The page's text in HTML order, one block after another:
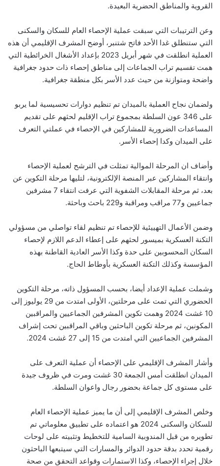
القروية والمناطق الحضرية البعيدة.
وعن الترتيبات التي سبقت عملية الإحصاء العام للسكان والسكنى
التي ستنطلق غدا الأحد فاتح شتنبر، أوضح المشرف الإقليمي أن هذه
العملية انطلقت في شهر أبريل 2023 بإعداد الأشغال الخرائطية التي
همت تقسيم تراب الجماعات إلى مناطق إحصاء ذات حدود جغرافية
واضحة ومتوازنة من حيث عدد الأسر بكل منطقة جغرافية.
ولضمان نجاح العملية بالميدان تم تنظيم دوارات تحسيسية لما يربو
على 346 عون السلطة بمجموع تراب الإقليم لحثهم على تقديم
المساعدات الضرورية للمشاركين في الإحصاء في عملتي التعرف
على الميدان وكدا إحصاء الأسر.
وأضاف ان المرحلة الموالية تمثلت في الترشح لعملية الإحصاء
وانتقاء المشاركين عبر المنصة الإلكترونية، لتليها مرحلة التكوين عن
بعد، ثم مرحلة المقابلات الشفوية التي عرفت انتقاء 7 مشرفين
جماعيين و77 مراقب ومراقبة و229 باحث وباحثة.
وضمن الأعمال التهييئية للإحصاء تم تنظيم لقاء تواصلي من مسؤولي
التكنة العسكرية بميسور لحثهم على إعطاء الدعم اللازم لإحصاء
السكان المحسوبين على حدة وكذا الأسر العادية القاطنة بهذه
المؤسسة وكذلك التكنة العسكرية بأوطاط الحاج.
وشملت عملية الإعداد أيضا، بحسب المسؤول ذاته، مرحلة التكوين
الحضوري التي تمت على مرحلتين، الأولى امتدت من 29 يوليوز إلى
10 غشت 2024 وهمت تكوين المشرفين الجماعيين والمراقبين
المكونين، ثم مرحلة تكوين الباحثين وباقي المراقبين تحت إشراف
المشرفين الجماعيين التي امتدت من 15 إلى 27 غشت 2024.
وأشار المشرف الإقليمي على الإحصاء أن عملية التعرف على
الميدان انطلقت أمس الجمعة 30 غشت ومرت في ظروف جيدة
على مستوى كل جماعة بحضور رجال واعوان السلطة.
وخلص المشرف الإقليمي إلى أن ما يميز عملية الإحصاء العام
للسكان والسكنى 2024 هو اعتماده على تطبيق معلوماتي تم
تطويره من قبل المندوبية السامية للتخطيط وتثبيته على لوحات
رقمية تحدد بدقة حدود الدوائر والمسارات التي سيتبعها الباحثون
خلال إجراء الإحصاء، وكذا الاستمارات وقواعد التحقق من صحة